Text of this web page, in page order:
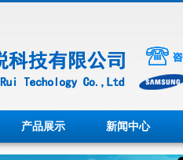
产品展示 新闻中心